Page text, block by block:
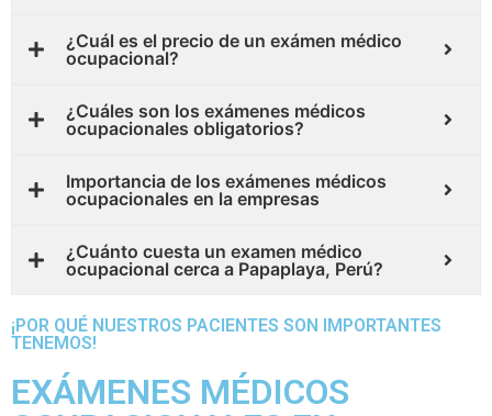
¿Cuál es el precio de un exámen médico
ocupacional?
¿Cuáles son los exámenes médicos
ocupacionales obligatorios?
Importancia de los exámenes médicos
ocupacionales en la empresas
¿Cuánto cuesta un examen médico
ocupacional cerca a Papaplaya, Perú?
¡POR QUÉ NUESTROS PACIENTES SON IMPORTANTES
TENEMOS!
EXÁMENES MÉDICOS